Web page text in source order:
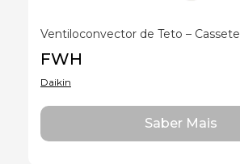
Ventiloconvector de Teto – Cassete
FWH
Daikin
Saber Mais